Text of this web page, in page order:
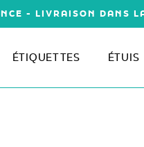
- LIVRAISON DANS
ÉTIQUETTES ÉTUIS